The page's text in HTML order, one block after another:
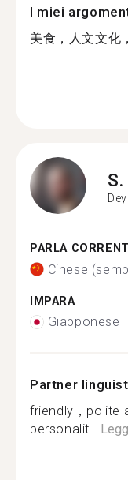
I miei
美食，人文文化
S.
PARLA
Cinese
IMPARA
Giapponese
Partner
friendly，polite
personalit...